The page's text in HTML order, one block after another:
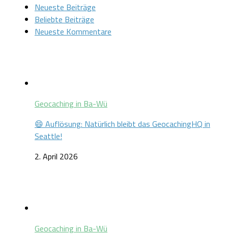
Neueste Beiträge
Beliebte Beiträge
Neueste Kommentare
Geocaching in Ba-Wü
😄 Auflösung: Natürlich bleibt das GeocachingHQ in
Seattle!
2. April 2026
Geocaching in Ba-Wü